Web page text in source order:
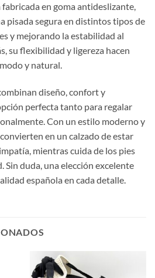
fabricada en goma antideslizante,
pisada segura en distintos tipos de
y mejorando la estabilidad al
su flexibilidad y ligereza hacen
y natural.
diseño, confort y
perfecta tanto para regalar
Con un estilo moderno y
en un calzado de estar
mientras cuida de los pies
Sin duda, una elección excelente
española en cada detalle.